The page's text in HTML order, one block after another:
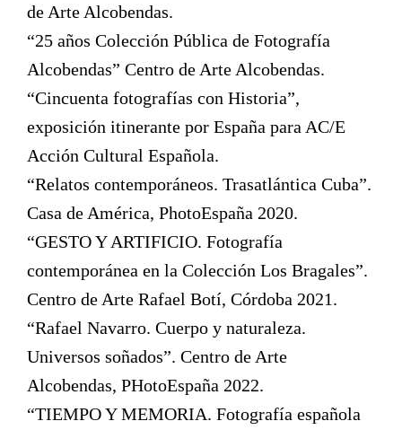
de Arte Alcobendas.
“25 años Colección Pública de Fotografía
Alcobendas” Centro de Arte Alcobendas.
“Cincuenta fotografías con Historia”,
exposición itinerante por España para AC/E
Acción Cultural Española.
“Relatos contemporáneos. Trasatlántica Cuba”.
Casa de América, PhotoEspaña 2020.
“GESTO Y ARTIFICIO. Fotografía
contemporánea en la Colección Los Bragales”.
Centro de Arte Rafael Botí, Córdoba 2021.
“Rafael Navarro. Cuerpo y naturaleza.
Universos soñados”. Centro de Arte
Alcobendas, PHotoEspaña 2022.
“TIEMPO Y MEMORIA. Fotografía española